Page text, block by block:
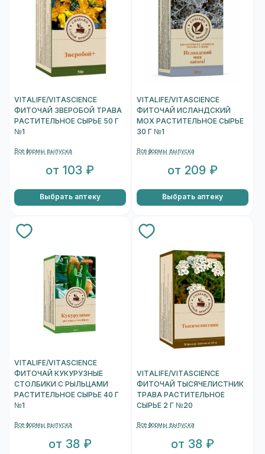
VITALIFE/VITASCIENCE
ФИТОЧАЙ ЗВЕРОБОЙ ТРАВА
РАСТИТЕЛЬНОЕ СЫРЬЕ 50 Г
№1
Все формы выпуска
от 103 ₽
Выбрать аптеку
VITALIFE/VITASCIENCE
ФИТОЧАЙ ИСЛАНДСКИЙ
МОХ РАСТИТЕЛЬНОЕ СЫРЬЕ
30 Г №1
Все формы выпуска
от 209 ₽
Выбрать аптеку
VITALIFE/VITASCIENCE
ФИТОЧАЙ КУКУРУЗНЫЕ
СТОЛБИКИ С РЫЛЬЦАМИ
РАСТИТЕЛЬНОЕ СЫРЬЕ 40 Г
№1
Все формы выпуска
от 38 ₽
VITALIFE/VITASCIENCE
ФИТОЧАЙ ТЫСЯЧЕЛИСТНИК
ТРАВА РАСТИТЕЛЬНОЕ
СЫРЬЕ 2 Г №20
Все формы выпуска
от 38 ₽